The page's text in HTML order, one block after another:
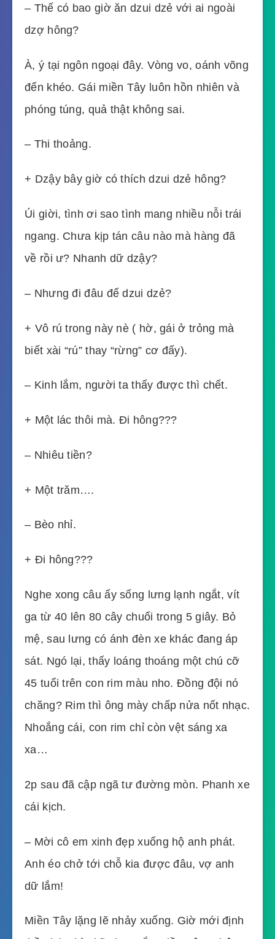
– Thế có bao giờ ăn dzui dzẻ với ai ngoài
dzợ hông?
À, ý tại ngôn ngoại đây. Vòng vo, oánh võng
đến khéo. Gái miền Tây luôn hồn nhiên và
phóng túng, quả thật không sai.
– Thi thoảng.
+ Dzậy bây giờ có thích dzui dzẻ hông?
Úi giời, tình ơi sao tình mang nhiều nỗi trái
ngang. Chưa kịp tán câu nào mà hàng đã
về rồi ư? Nhanh dữ dzậy?
– Nhưng đi đâu để dzui dzẻ?
+ Vô rú trong này nè ( hờ, gái ở trỏng mà
biết xài “rú” thay “rừng” cơ đấy).
– Kinh lắm, người ta thấy được thì chết.
+ Một lác thôi mà. Đi hông???
– Nhiêu tiền?
+ Một trăm….
– Bèo nhỉ.
+ Đi hông???
Nghe xong câu ấy sống lưng lạnh ngắt, vít
ga từ 40 lên 80 cây chuối trong 5 giây. Bỏ
mệ, sau lưng có ánh đèn xe khác đang áp
sát. Ngó lại, thấy loáng thoáng một chú cỡ
45 tuổi trên con rim màu nho. Đồng đội nó
chăng? Rim thì ông mày chấp nửa nốt nhạc.
Nhoắng cái, con rim chỉ còn vệt sáng xa
xa…
2p sau đã cập ngã tư đường mòn. Phanh xe
cái kịch.
– Mời cô em xinh đẹp xuống hộ anh phát.
Anh éo chở tới chỗ kia được đâu, vợ anh
dữ lắm!
Miền Tây lặng lẽ nhảy xuống. Giờ mới định